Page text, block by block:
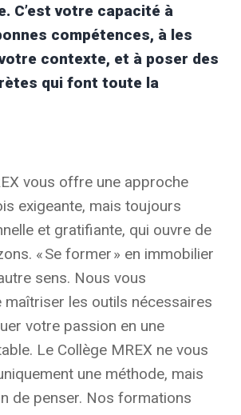
C’est votre capacité à
compétences, à les
contexte, et à poser des
qui font toute la
vous offre une approche
exigeante, mais toujours
et gratifiante, qui ouvre de
« Se former » en immobilier
sens. Nous vous
les outils nécessaires
votre passion en une
Le Collège MREX ne vous
une méthode, mais
de penser. Nos formations